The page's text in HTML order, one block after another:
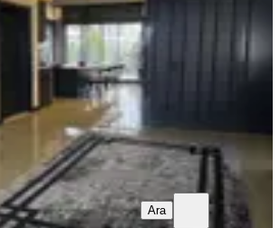
₺ 14.000.000 ₺
Ara